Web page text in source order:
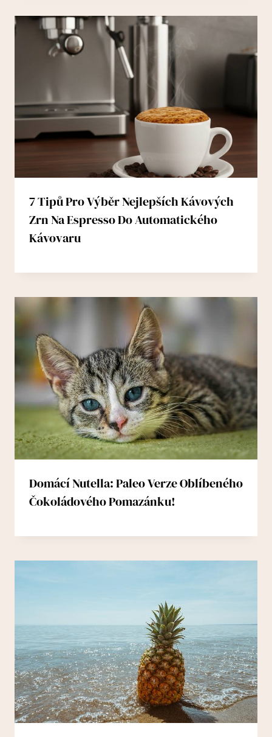
7 Tipů Pro Výběr Nejlepších Kávových
Zrn Na Espresso Do Automatického
Kávovaru
Domácí Nutella: Paleo Verze Oblíbeného
Čokoládového Pomazánku!